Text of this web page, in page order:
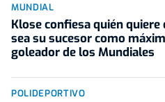
MUNDIAL
Klose confiesa quién quiere
sea su sucesor como
goleador de los Mundiales
POLIDEPORTIVO